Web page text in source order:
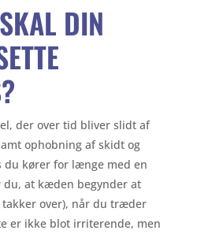
DIN
der over tid bliver slidt af
ophobning af skidt og
du kører for længe med en
at kæden begynder at
takker over), når du træder
er ikke blot irriterende, men